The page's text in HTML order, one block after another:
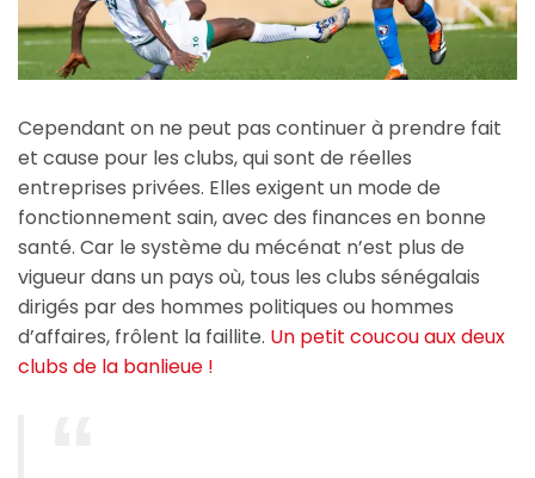
Cependant on ne peut pas continuer à prendre fait
et cause pour les clubs, qui sont de réelles
entreprises privées. Elles exigent un mode de
fonctionnement sain, avec des finances en bonne
santé. Car le système du mécénat n’est plus de
vigueur dans un pays où, tous les clubs sénégalais
dirigés par des hommes politiques ou hommes
d’affaires, frôlent la faillite. Un petit coucou aux deux
clubs de la banlieue !